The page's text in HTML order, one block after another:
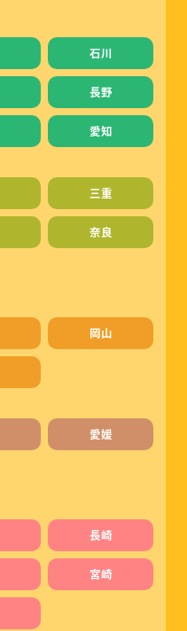
石川
長野
愛知
三重
奈良
岡山
愛媛
長崎
宮崎